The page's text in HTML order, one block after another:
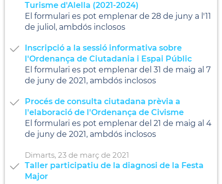
Turisme d'Alella (2021-2024)
El formulari es pot emplenar de 28 de juny a l'11
de juliol, ambdós inclosos
Inscripció a la sessió informativa sobre
l'Ordenança de Ciutadania i Espai Públic
El formulari es pot emplenar del 31 de maig al 7
de juny de 2021, ambdós inclosos
Procés de consulta ciutadana prèvia a
l'elaboració de l'Ordenança de Civisme
El formulari es pot emplenar del 21 de maig al 4
de juny de 2021, ambdós inclosos
Dimarts, 23 de març de 2021
Taller participatiu de la diagnosi de la Festa
Major